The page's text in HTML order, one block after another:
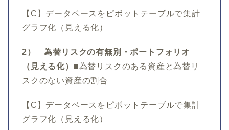
【C】データベースをピボットテーブルで集計
グラフ化（見える化）
2） 為替リスクの有無別・ポートフォリオ
（見える化）■為替リスクのある資産と為替リ
スクのない資産の割合
【C】データベースをピボットテーブルで集計
グラフ化（見える化）